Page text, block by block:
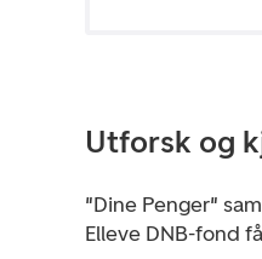
Utforsk og
"Dine Penger"
Elleve DNB-fond